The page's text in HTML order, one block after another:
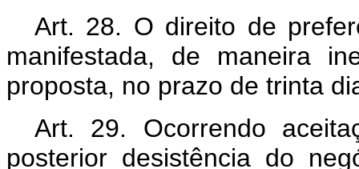
Art. 28. O direito de
manifestada, de maneira
proposta, no prazo de trinta
Art. 29. Ocorrendo
posterior desistência do